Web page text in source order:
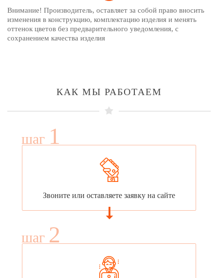
Внимание! Производитель, оставляет за собой право вносить
изменения в конструкцию, комплектацию изделия и менять
оттенок цветов без предварительного уведомления, с
сохранением качества изделия
КАК МЫ РАБОТАЕМ
шаг 1
Звоните или оставляете заявку на сайте
шаг 2